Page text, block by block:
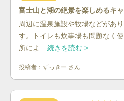
富士山と湖の絶景を楽しめるキ
周辺に温泉施設や牧場などがあ
す。トイレも炊事場も問題なく
所によ...
続きを読む >
投稿者： ずっきー さん